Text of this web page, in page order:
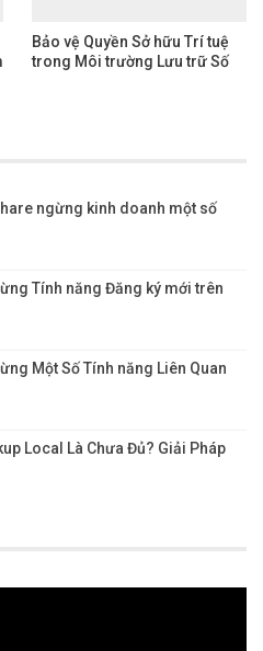
Bảo vệ Quyền Sở hữu Trí tuệ
trong Môi trường Lưu trữ Số
ngừng kinh doanh một số
Tính năng Đăng ký mới trên
Một Số Tính năng Liên Quan
Local Là Chưa Đủ? Giải Pháp